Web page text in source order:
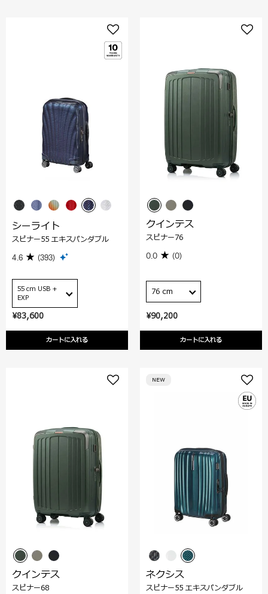
¥83,600
カートに入れる
シーライト
スピナー55 エキスパンダブル
4.6 (393)
55 cm USB +
EXP
¥90,200
カートに入れる
クインテス
スピナー76
0.0 (0)
76 cm
クインテス
スピナー68
NEW
ネクシス
スピナー55 エキスパンダブル